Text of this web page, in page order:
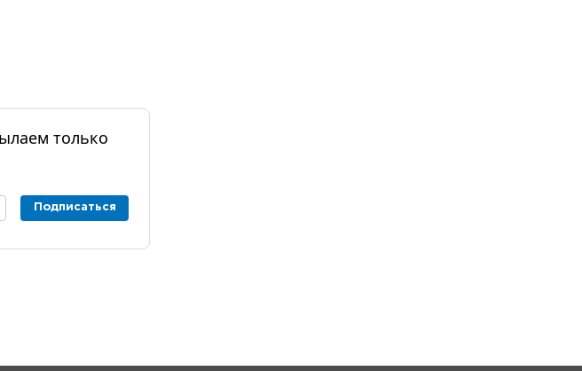
только
Подписаться